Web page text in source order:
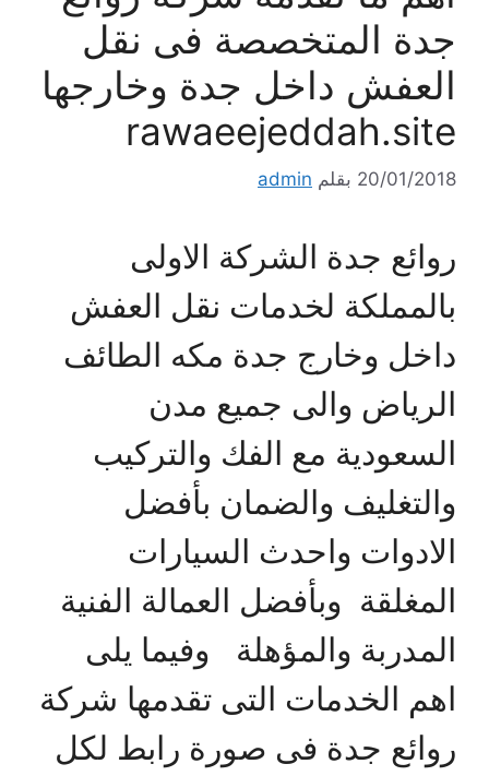
جدة المتخصصة فى نقل
العفش داخل جدة وخارجها
rawaeejeddah.site
20/01/2018 بقلم admin
روائع جدة الشركة الاولى
بالمملكة لخدمات نقل العفش
داخل وخارج جدة مكه الطائف
الرياض والى جميع مدن
السعودية مع الفك والتركيب
والتغليف والضمان بأفضل
الادوات واحدث السيارات
المغلقة وبأفضل العمالة الفنية
المدربة والمؤهلة وفيما يلى
اهم الخدمات التى تقدمها شركة
روائع جدة فى صورة رابط لكل